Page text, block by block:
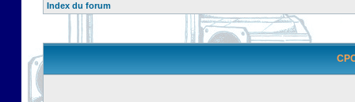
Index du forum